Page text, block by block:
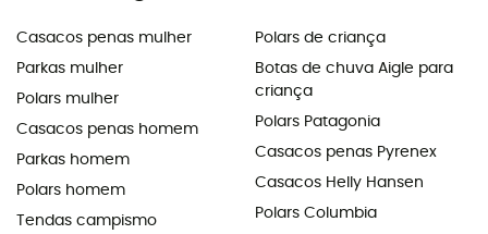
Casacos penas mulher
Parkas mulher
Polars mulher
Casacos penas homem
Parkas homem
Polars homem
Tendas campismo
Polars de criança
Botas de chuva Aigle para
criança
Polars Patagonia
Casacos penas Pyrenex
Casacos Helly Hansen
Polars Columbia